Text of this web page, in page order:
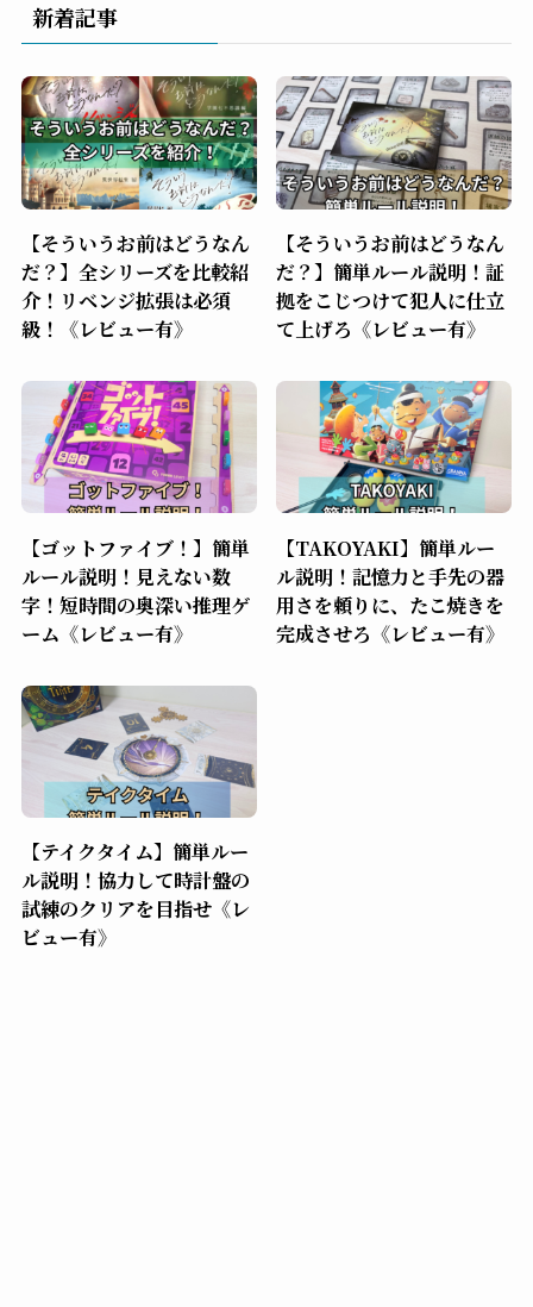
新着記事
【そういうお前はどうなん
だ？】全シリーズを比較紹
介！リベンジ拡張は必須
級！《レビュー有》
【そういうお前はどうなん
だ？】簡単ルール説明！証
拠をこじつけて犯人に仕立
て上げろ《レビュー有》
【ゴットファイブ！】簡単
ルール説明！見えない数
字！短時間の奥深い推理ゲ
ーム《レビュー有》
【TAKOYAKI】簡単ルー
ル説明！記憶力と手先の器
用さを頼りに、たこ焼きを
完成させろ《レビュー有》
【テイクタイム】簡単ルー
ル説明！協力して時計盤の
試練のクリアを目指せ《レ
ビュー有》